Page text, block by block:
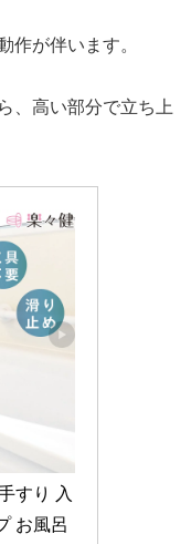
作が伴います。
、高い部分で立ち上
すり 入
お風呂